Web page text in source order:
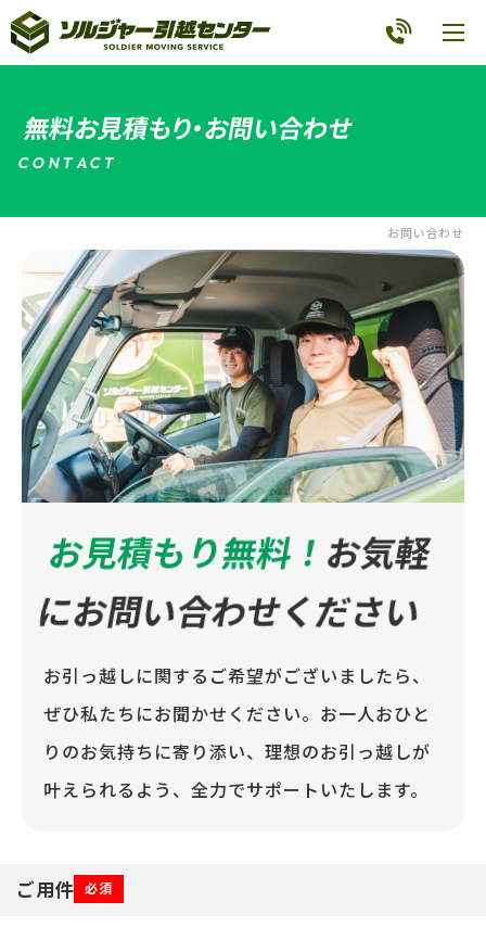
お問い合わせ
無料お見積もり・お問い合わせ
CONTACT
お見積もり無料！お気軽
にお問い合わせください
お引っ越しに関するご希望がございましたら、
ぜひ私たちにお聞かせください。お一人おひと
りのお気持ちに寄り添い、理想のお引っ越しが
叶えられるよう、全力でサポートいたします。
ご用件 必須